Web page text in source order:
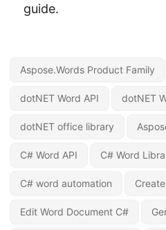
guide.
Aspose.Words Product Family
dotNET Word API dotNET
dotNET office library
C# Word API C# Word
C# word automation
Edit Word Document C#